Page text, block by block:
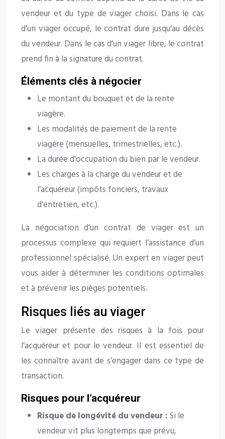
vendeur et du type de viager choisi. Dans le cas
d’un viager occupé, le contrat dure jusqu’au décès
du vendeur. Dans le cas d’un viager libre, le contrat
prend fin à la signature du contrat.
Éléments clés à négocier
Le montant du bouquet et de la rente
viagère.
Les modalités de paiement de la rente
viagère (mensuelles, trimestrielles, etc.).
La durée d’occupation du bien par le vendeur.
Les charges à la charge du vendeur et de
l’acquéreur (impôts fonciers, travaux
d’entretien, etc.).
La négociation d’un contrat de viager est un
processus complexe qui requiert l’assistance d’un
professionnel spécialisé. Un expert en viager peut
vous aider à déterminer les conditions optimales
et à prévenir les pièges potentiels.
Risques liés au viager
Le viager présente des risques à la fois pour
l’acquéreur et pour le vendeur. Il est essentiel de
les connaître avant de s’engager dans ce type de
transaction.
Risques pour l’acquéreur
Risque de longévité du vendeur :Si le
vendeur vit plus longtemps que prévu,